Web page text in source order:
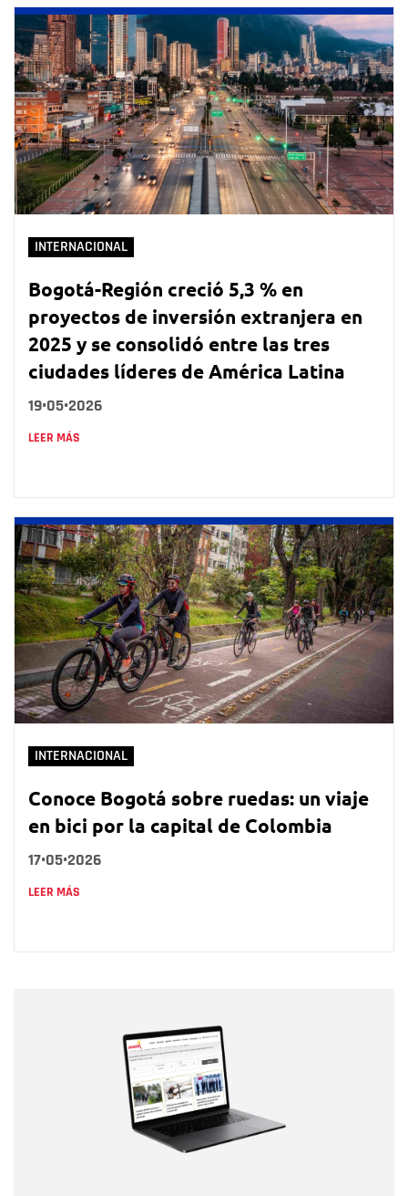
INTERNACIONAL
Bogotá-Región creció 5,3 % en
proyectos de inversión extranjera en
2025 y se consolidó entre las tres
ciudades líderes de América Latina
19•05•2026
LEER MÁS
INTERNACIONAL
Conoce Bogotá sobre ruedas: un viaje
en bici por la capital de Colombia
17•05•2026
LEER MÁS
Correo electrónico
Tipo de comentario